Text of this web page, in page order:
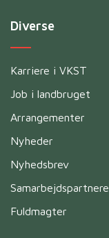
Diverse
Karriere i VKST
Job i landbruget
Arrangementer
Nyheder
Nyhedsbrev
Samarbejdspartnere
Fuldmagter